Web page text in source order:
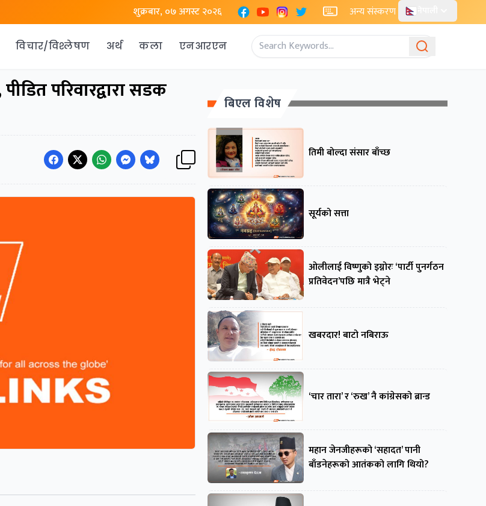
शुक्रबार, ०७ अगस्ट २०२६ FacebookYouTubeInstagram
X अन्य संस्करण
विचार/विश्लेषण अर्थ कला एनआरएन
परिवारद्वारा सडक बिएल विशेष
तिमी बोल्दा संसार बाँच्छ
सूर्यको सत्ता
ओलीलाई विष्णुको इग्नोरः ‘पार्टी पुनर्गठन
प्रतिवेदन’पछि मात्रै भेट्ने
खबरदार! बाटो नबिराऊ
‘चार तारा’ र ‘रुख’ नै कांग्रेसको ब्रान्ड
महान जेनजीहरूको ‘सहादत’ पानी
बाँडनेहरूको आतंकको लागि थियो?